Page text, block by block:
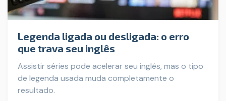
Legenda ligada ou desligada: o erro
que trava seu inglês
Assistir séries pode acelerar seu inglês, mas o tipo
de legenda usada muda completamente o
resultado.